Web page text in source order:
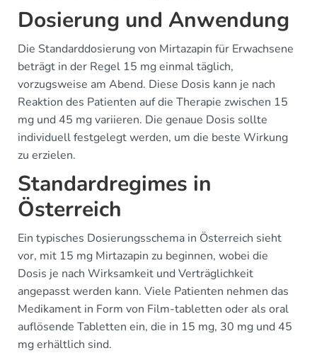
Dosierung und Anwendung
Die Standarddosierung von Mirtazapin für Erwachsene
beträgt in der Regel 15 mg einmal täglich,
vorzugsweise am Abend. Diese Dosis kann je nach
Reaktion des Patienten auf die Therapie zwischen 15
mg und 45 mg variieren. Die genaue Dosis sollte
individuell festgelegt werden, um die beste Wirkung
zu erzielen.
Standardregimes in
Österreich
Ein typisches Dosierungsschema in Österreich sieht
vor, mit 15 mg Mirtazapin zu beginnen, wobei die
Dosis je nach Wirksamkeit und Verträglichkeit
angepasst werden kann. Viele Patienten nehmen das
Medikament in Form von Film-tabletten oder als oral
auflösende Tabletten ein, die in 15 mg, 30 mg und 45
mg erhältlich sind.